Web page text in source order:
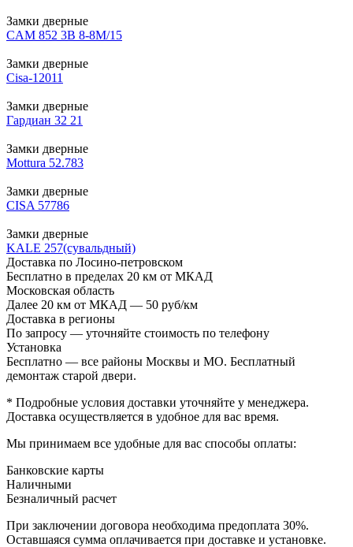
Замки дверные
CAM 852 3В 8-8М/15
Замки дверные
Cisa-12011
Замки дверные
Гардиан 32 21
Замки дверные
Mottura 52.783
Замки дверные
CISA 57786
Замки дверные
KALE 257(сувальдный)
Доставка по Лосино-петровском
Бесплатно в пределах 20 км от МКАД
Московская область
Далее 20 км от МКАД — 50 руб/км
Доставка в регионы
По запросу — уточняйте стоимость по телефону
Установка
Бесплатно — все районы Москвы и МО. Бесплатный
демонтаж старой двери.
* Подробные условия доставки уточняйте у менеджера.
Доставка осуществляется в удобное для вас время.
Мы принимаем все удобные для вас способы оплаты:
Банковские карты
Наличными
Безналичный расчет
При заключении договора необходима предоплата 30%.
Оставшаяся сумма оплачивается при доставке и установке.